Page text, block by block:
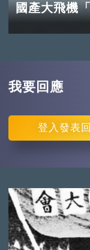
國產大飛機
我要回應
登入 發表